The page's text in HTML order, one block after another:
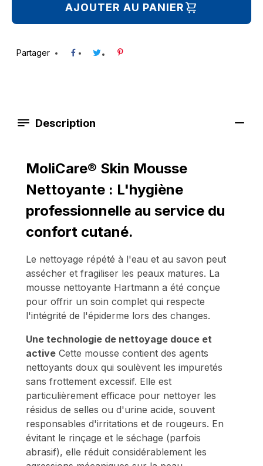
AJOUTER AU PANIER
Partager
Description
MoliCare® Skin Mousse
Nettoyante : L'hygiène
professionnelle au service du
confort cutané.
Le nettoyage répété à l'eau et au savon peut
assécher et fragiliser les peaux matures. La
mousse nettoyante Hartmann a été conçue
pour offrir un soin complet qui respecte
l'intégrité de l'épiderme lors des changes.
Une technologie de nettoyage douce et
active Cette mousse contient des agents
nettoyants doux qui soulèvent les impuretés
sans frottement excessif. Elle est
particulièrement efficace pour nettoyer les
résidus de selles ou d'urine acide, souvent
responsables d'irritations et de rougeurs. En
évitant le rinçage et le séchage (parfois
abrasif), elle réduit considérablement les